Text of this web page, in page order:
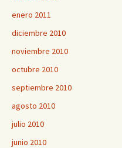
enero 2011
diciembre 2010
noviembre 2010
octubre 2010
septiembre 2010
agosto 2010
julio 2010
junio 2010